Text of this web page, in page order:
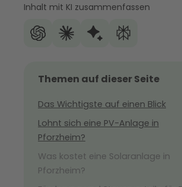
Inhalt mit KI zusammenfassen
Themen auf dieser Seite
Das Wichtigste auf einen Blick
Lohnt sich eine PV-Anlage in
Pforzheim?
Was kostet eine Solaranlage in
Pforzheim?